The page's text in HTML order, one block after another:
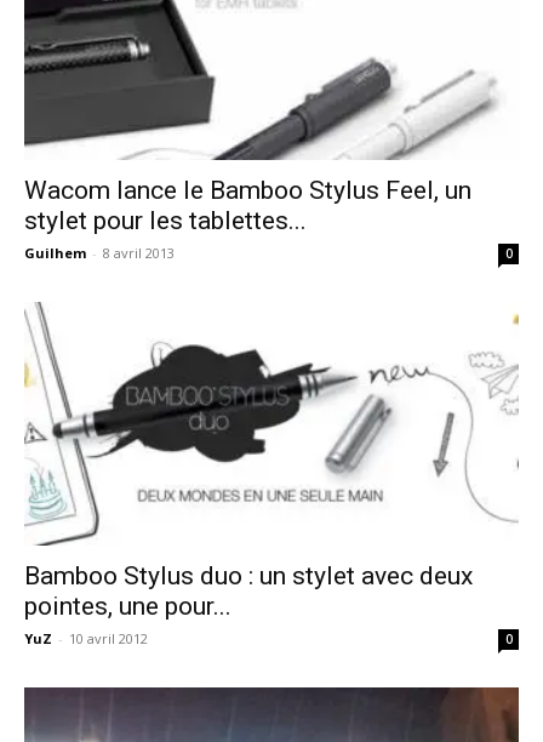
Wacom lance le Bamboo Stylus Feel, un
stylet pour les tablettes...
Guilhem - 8 avril 2013 0
Bamboo Stylus duo : un stylet avec deux
pointes, une pour...
YuZ - 10 avril 2012 0